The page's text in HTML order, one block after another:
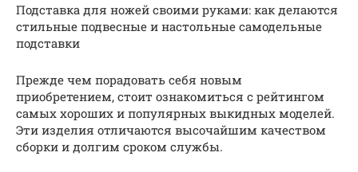
Подставка для ножей своими руками: как делаются
стильные подвесные и настольные самодельные
подставки
Прежде чем порадовать себя новым
приобретением, стоит ознакомиться с рейтингом
самых хороших и популярных выкидных моделей.
Эти изделия отличаются высочайшим качеством
сборки и долгим сроком службы.